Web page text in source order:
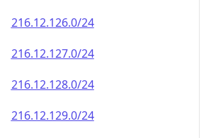
216.12.126.0/24
216.12.127.0/24
216.12.128.0/24
216.12.129.0/24